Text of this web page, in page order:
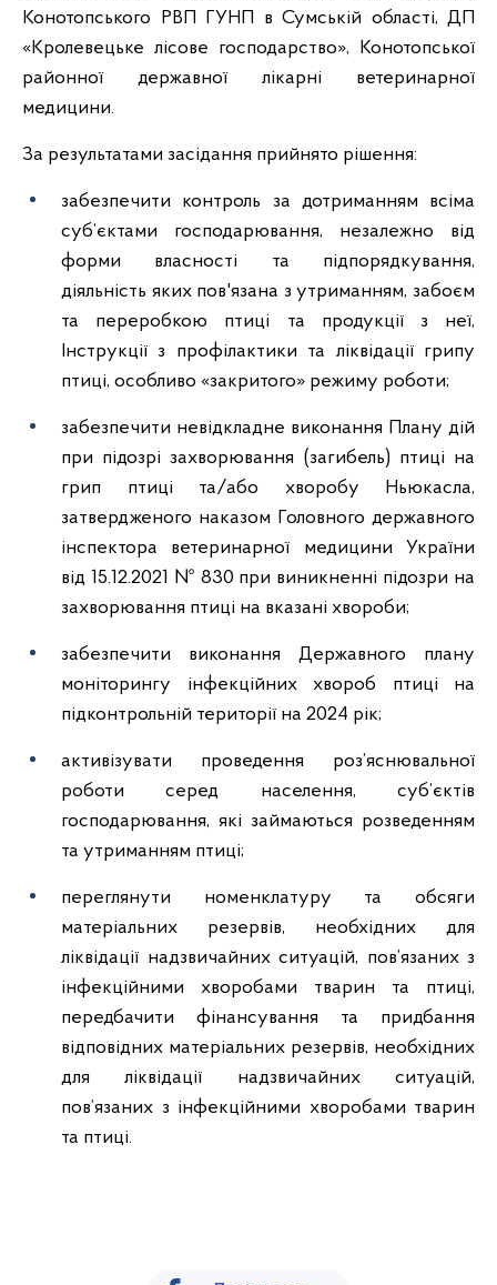
Конотопського РВП ГУНП в Сумській області, ДП
«Кролевецьке лісове господарство», Конотопської
районної державної лікарні ветеринарної
медицини.
За результатами засідання прийнято рішення:
забезпечити контроль за дотриманням всіма
cyб’єктами господарювання, незалежно від
форми власності та підпорядкування,
діяльність яких пов'язана з утриманням, забоєм
та переробкою птиці та продукції з неї,
Інструкції з профілактики та ліквідації грипу
птиці, особливо «закритого» режиму роботи;
забезпечити невідкладне виконання Плану дій
при підозрі захворювання (загибель) птиці на
грип птиці та/або хворобу Ньюкасла,
затвердженого наказом Головного державного
інспектора ветеринарної медицини України
від 15.12.2021 № 830 при виникненні підозри на
захворювання птиці на вказані хвороби;
забезпечити виконання Державного плану
моніторингу інфекційних хвороб птиці на
підконтрольній території на 2024 рік;
активізувати проведення роз’яснювальної
роботи серед населення, суб’єктів
господарювання, які займаються розведенням
та утриманням птиці;
переглянути номенклатуру та обсяги
матеріальних резервів, необхідних для
ліквідації надзвичайних ситуацій, пов’язаних з
інфекційними хворобами тварин та птиці,
передбачити фінансування та придбання
відповідних матеріальних резервів, необхідних
для ліквідації надзвичайних ситуацій,
пов’язаних з інфекційними хворобами тварин
та птиці.